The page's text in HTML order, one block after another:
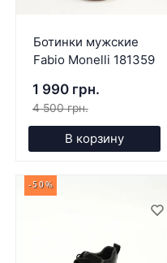
Ботинки мужские
Fabio Monelli 181359
1 990 грн.
4 500 грн.
В корзину
-50%